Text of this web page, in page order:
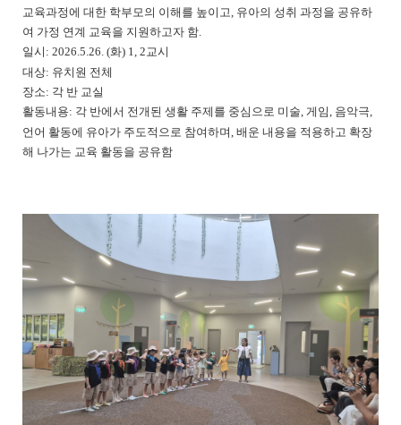
교육과정에 대한 학부모의 이해를 높이고, 유아의 성취 과정을 공유하
여 가정 연계 교육을 지원하고자 함.
일시: 2026.5.26. (화) 1, 2교시
대상: 유치원 전체
장소: 각 반 교실
활동내용: 각 반에서 전개된 생활 주제를 중심으로 미술, 게임, 음악극,
언어 활동에 유아가 주도적으로 참여하며, 배운 내용을 적용하고 확장
해 나가는 교육 활동을 공유함